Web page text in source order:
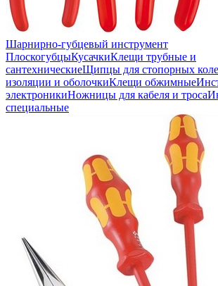
Шарнирно-губцевый инструмент
ПлоскогубцыКусачкиКлещи трубные и
сантехническиеЩипцы для стопорных
изоляции и оболочкиКлещи обжимные
электроникиНожницы для кабеля и троса
специальные